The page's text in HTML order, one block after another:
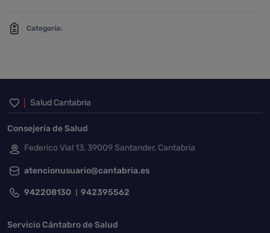
Categoría:
Inicio del pie de página
Salud Cantabria
Consejería de Salud
Federico Vial 13, 39009 Santander, Cantabria
atencionusuario@cantabria.es
942208130 942395562
Servicio Cántabro de Salud